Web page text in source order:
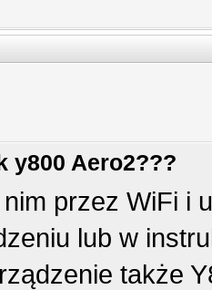
y800 Aero2???
nim przez WiFi i
lub w
także